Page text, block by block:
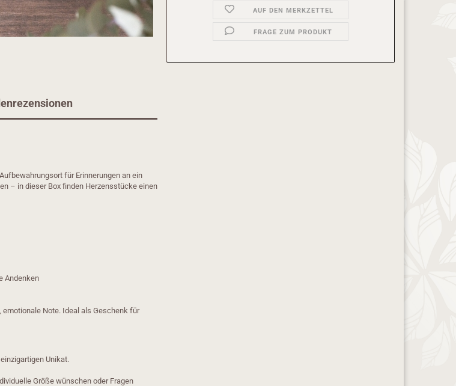
AUF DEN MERKZETTEL
FRAGE ZUM PRODUKT
für Erinnerungen an ein
– in dieser Box finden Herzensstücke einen
Andenken
emotionale Note. Ideal als Geschenk für
Unikat.
Größe wünschen oder Fragen